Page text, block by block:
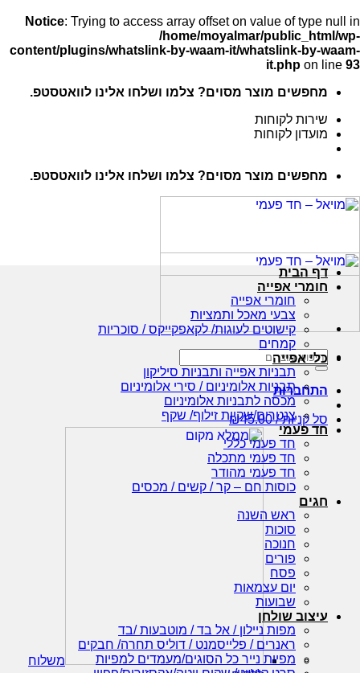
Notice: Trying to access array offset on value of type null in
/home/moyalmar/public_html/wp-
content/plugins/whatslink-by-waam-it/whatslink-by-waam-
it.php on line 93
מחפשים מוצר מסוים? צלמו ושלחו אלינו לוואטסטפ.
שירות לקוחות
מועדון לקוחות
מחפשים מוצר מסוים? צלמו ושלחו אלינו לוואטסטפ.
חיפוש
עבור:
התחברות
סל קניות / ₪45.00
משלוח
דף הבית
חומרי אפייה
חומרי אפייה
צבעי מאכל ותמציות
קישוטים לעוגות/ לקאפקייקס / סוכריות
קמחים
כלי אפייה
תבניות אפייה ותבניות סיליקון
תבניות אלומיניום / סירי אלומיניום
מכסה לתבניות אלומיניום
צנטרים/שקיות זילוף/ שקף
חד פעמי
חד פעמי כללי
חד פעמי מתכלה
חד פעמי מהודר
כוסות חם – קר / קשים / מכסים
חגים
ראש השנה
סוכות
חנוכה
פורים
פסח
יום עצמאות
שבועות
עיצוב שולחן
מפות ניילון / אל בד / מוטבעות /בד
ראנרים / פלייסמנט / דוליס תחרה/ חבקים
מפיות נייר כל הסוגים/מעמדים למפיות